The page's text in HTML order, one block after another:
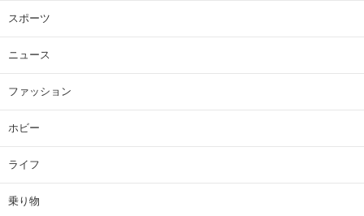
スポーツ
ニュース
ファッション
ホビー
ライフ
乗り物